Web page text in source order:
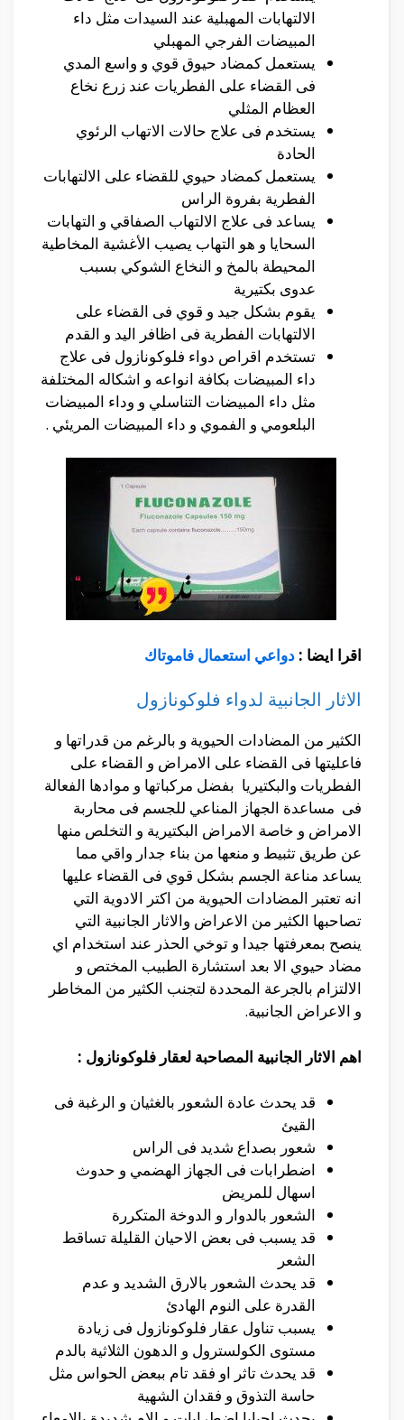
الالتهابات المهبلية عند السيدات مثل داء
المبيضات الفرجي المهبلي
يستعمل كمضاد حيوق قوي و واسع المدي
فى القضاء على الفطريات عند زرع نخاع
العظام المثلي
يستخدم فى علاج حالات الاتهاب الرئوي
الحادة
يستعمل كمضاد حيوي للقضاء على الالتهابات
الفطرية بفروة الراس
يساعد فى علاج الالتهاب الصفاقي و التهابات
السحايا و هو التهاب يصيب الأغشية المخاطية
المحيطة بالمخ و النخاع الشوكي بسبب
عدوى بكتيرية
يقوم بشكل جيد و قوي فى القضاء على
الالتهابات الفطرية فى اظافر اليد و القدم
تستخدم اقراص دواء فلوكونازول فى علاج
داء المبيضات بكافة انواعه و اشكاله المختلفة
مثل داء المبيضات التناسلي و وداء المبيضات
البلعومي و الفموي و داء المبيضات المريئي .
اقرا ايضا : دواعي استعمال فاموتاك
الاثار الجانبية لدواء فلوكونازول
الكثير من المضادات الحيوية و بالرغم من قدراتها و
فاعليتها فى القضاء على الامراض و القضاء على
الفطريات والبكتيريا بفضل مركباتها و موادها الفعالة
فى مساعدة الجهاز المناعي للجسم فى محاربة
الامراض و خاصة الامراض البكتيرية و التخلص منها
عن طريق تثبيط و منعها من بناء جدار واقي مما
يساعد مناعة الجسم بشكل قوي فى القضاء عليها
انه تعتبر المضادات الحيوية من اكتر الادوية التي
تصاحبها الكثير من الاعراض والاثار الجانبية التي
ينصح بمعرفتها جيدا و توخي الحذر عند استخدام اي
مضاد حيوي الا بعد استشارة الطبيب المختص و
الالتزام بالجرعة المحددة لتجنب الكثير من المخاطر
و الاعراض الجانبية.
اهم الاثار الجانبية المصاحبة لعقار فلوكونازول :
قد يحدث عادة الشعور بالغثيان و الرغبة فى
القيئ
شعور بصداع شديد فى الراس
اضطرابات فى الجهاز الهضمي و حدوث
اسهال للمريض
الشعور بالدوار و الدوخة المتكررة
قد يسبب فى بعض الاحيان القليلة تساقط
الشعر
قد يحدث الشعور بالارق الشديد و عدم
القدرة على النوم الهادئ
يسبب تناول عقار فلوكونازول فى زيادة
مستوى الكولسترول و الدهون الثلاثية بالدم
قد يحدث تاثر او فقد تام ببعض الحواس مثل
حاسة التذوق و فقدان الشهية